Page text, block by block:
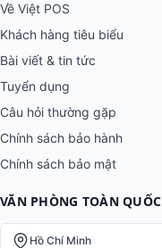
Về Việt POS
Khách hàng tiêu biểu
Bài viết & tin tức
Tuyển dụng
Câu hỏi thường gặp
Chính sách bảo hành
Chính sách bảo mật
VĂN PHÒNG TOÀN QUỐC
Hồ Chí Minh